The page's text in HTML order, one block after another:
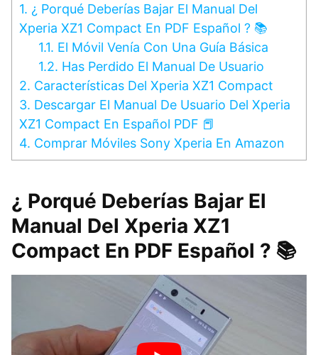
1. ¿ Porqué Deberías Bajar El Manual Del
Xperia XZ1 Compact En PDF Español ? 📚
1.1. El Móvil Venía Con Una Guía Básica
1.2. Has Perdido El Manual De Usuario
2. Características Del Xperia XZ1 Compact
3. Descargar El Manual De Usuario Del Xperia
XZ1 Compact En Español PDF 📕
4. Comprar Móviles Sony Xperia En Amazon
¿ Porqué Deberías Bajar El
Manual Del Xperia XZ1
Compact En PDF Español ? 📚